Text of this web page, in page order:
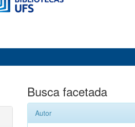
Busca facetada
Autor